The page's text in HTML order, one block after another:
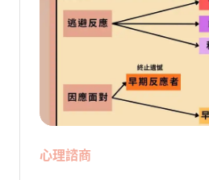
心理諮商